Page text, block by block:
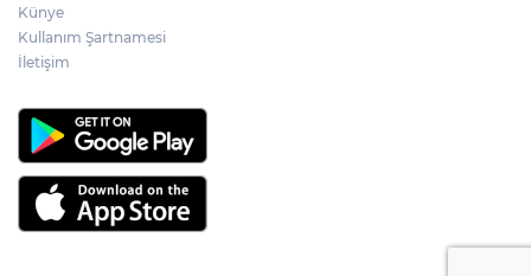
Künye
Kullanım Şartnamesi
İletişim